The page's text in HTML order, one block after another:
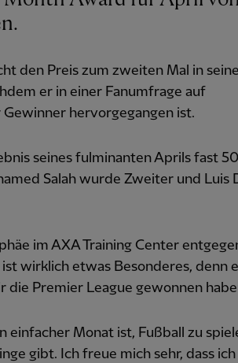
den Preis zum zweiten Mal in
er in einer Fanumfrage auf
hervorgegangen ist.
seines fulminanten Aprils fast 50
Salah wurde Zweiter und Luis
im AXA Training Center
ist wirklich etwas Besonderes, denn
die Premier League gewonnen
einfacher Monat ist, Fußball zu
gibt. Ich freue mich sehr, dass